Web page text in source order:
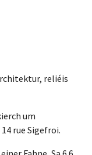
reliéis
um
rue Sigefroi.